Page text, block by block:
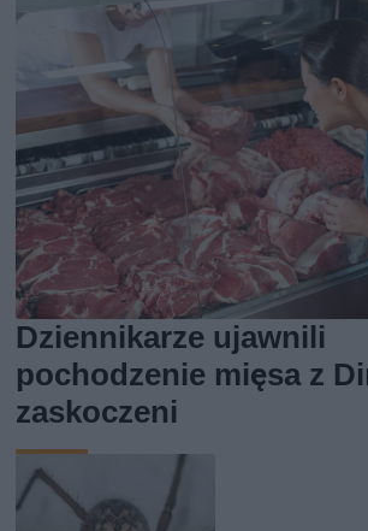
Dziennikarze ujawnili
pochodzenie mięsa z
zaskoczeni